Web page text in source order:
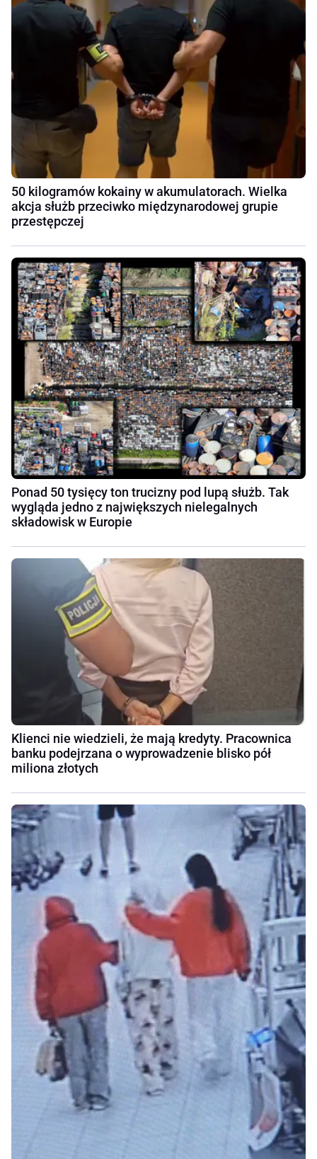
50 kilogramów kokainy w akumulatorach. Wielka
akcja służb przeciwko międzynarodowej grupie
przestępczej
Ponad 50 tysięcy ton trucizny pod lupą służb. Tak
wygląda jedno z największych nielegalnych
składowisk w Europie
Klienci nie wiedzieli, że mają kredyty. Pracownica
banku podejrzana o wyprowadzenie blisko pół
miliona złotych